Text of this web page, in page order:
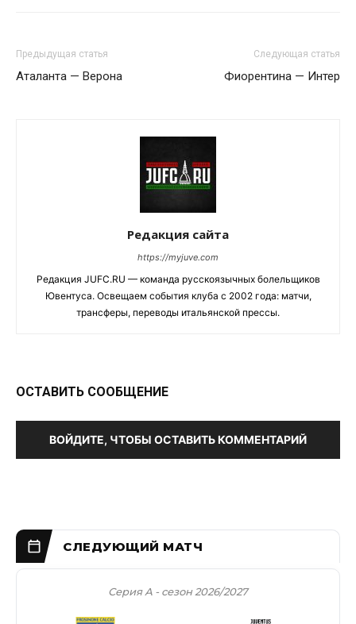
Предыдущая статья
Аталанта — Верона
Следующая статья
Фиорентина — Интер
Редакция сайта
https://myjuve.com
Редакция JUFC.RU — команда русскоязычных болельщиков
Ювентуса. Освещаем события клуба с 2002 года: матчи,
трансферы, переводы итальянской прессы.
ОСТАВИТЬ СООБЩЕНИЕ
ВОЙДИТЕ, ЧТОБЫ ОСТАВИТЬ КОММЕНТАРИЙ
Серия А - сезон 2026/2027